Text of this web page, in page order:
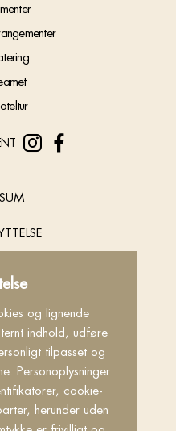
og lignende
indhold, udføre
tilpasset og
Personoplysninger
cookie-
herunder uden